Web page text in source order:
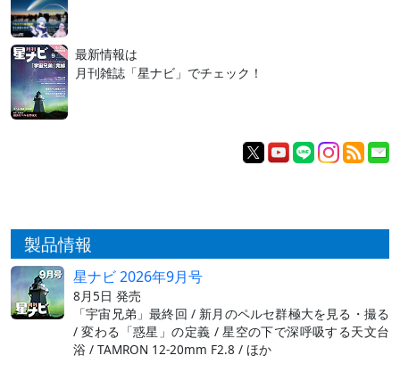
最新情報は
月刊雑誌「星ナビ」でチェック！
製品情報
星ナビ 2026年9月号
8月5日 発売
「宇宙兄弟」最終回 / 新月のペルセ群極大を見る・撮る
/ 変わる「惑星」の定義 / 星空の下で深呼吸する天文台
浴 / TAMRON 12-20mm F2.8 / ほか